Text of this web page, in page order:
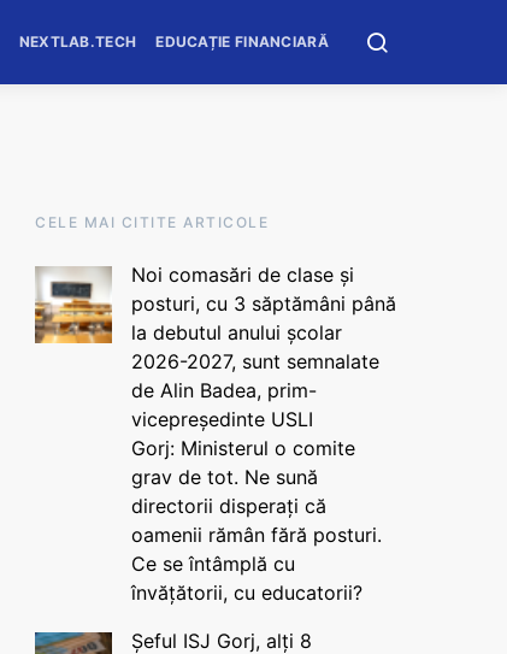
NEXTLAB.TECH EDUCAȚIE FINANCIARĂ
CELE MAI CITITE ARTICOLE
Noi comasări de clase și
posturi, cu 3 săptămâni până
la debutul anului școlar
2026-2027, sunt semnalate
de Alin Badea, prim-
vicepreședinte USLI
Gorj: Ministerul o comite
grav de tot. Ne sună
directorii disperați că
oamenii rămân fără posturi.
Ce se întâmplă cu
învățătorii, cu educatorii?
Șeful ISJ Gorj, alți 8